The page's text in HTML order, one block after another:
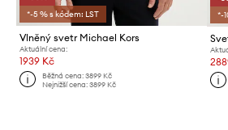
*-5 % s kódem: LST
Vlněný svetr Michael Kors
Aktuální cena:
1939 Kč
Běžná cena:3899 Kč
Nejnižší cena:3899 Kč
*-